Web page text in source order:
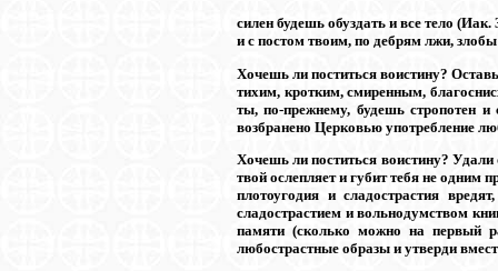
силен будешь обуздать и все тело
и с постом твоим, по дебрям лжи,
Хочешь ли поститься воистину?
тихим, кротким, смиренным,
ты, по-прежнему, будешь стропотен
возбранено Церковью употребление
Хочешь ли поститься воистину? Удали
твой ослепляет и губит тебя не
плотоугодия и сладострастия
сладострастием и вольнодумством
памяти (сколько можно на первый
любострастные образы и утверди